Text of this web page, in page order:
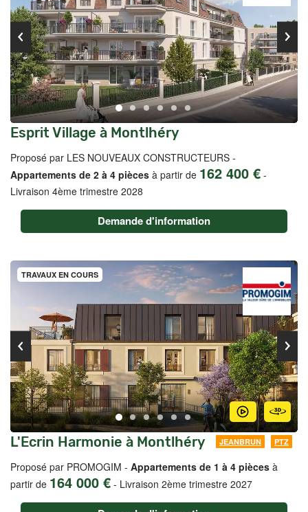
Esprit Village à Montlhéry
Proposé par LES NOUVEAUX CONSTRUCTEURS -
Appartements de 2 à 4 pièces à partir de 162 400 € -
Livraison 4ème trimestre 2028
Demande d'information
TRAVAUX EN COURS
L'Ecrin Harmonie à Montlhéry JEANBRUN PTZ
Proposé par PROMOGIM - Appartements de 1 à 4 pièces à
partir de 164 000 € - Livraison 2ème trimestre 2027